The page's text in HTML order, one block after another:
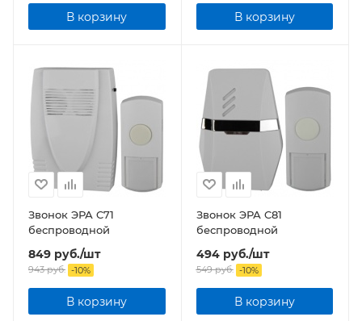
В корзину В корзину
Звонок ЭРА C71
беспроводной
849 руб./шт
943руб. -10%
В корзину
Звонок ЭРА C81
беспроводной
494руб./шт
549руб. -10%
В корзину